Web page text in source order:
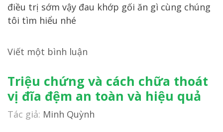
điều trị sớm vậy đau khớp gối ăn gì cùng chúng
tôi tìm hiểu nhé
Viết một bình luận
Triệu chứng và cách chữa thoát
vị đĩa đệm an toàn và hiệu quả
Tác giả: Minh Quỳnh